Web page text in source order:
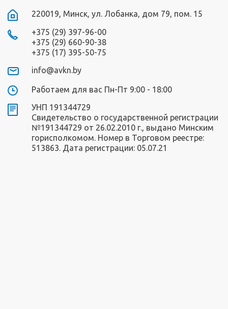
220019, Минск, ул. Лобанка, дом 79, пом. 15
+375 (29) 397-96-00
+375 (29) 660-90-38
+375 (17) 395-50-75
info@avkn.by
Работаем для вас Пн-Пт 9:00 - 18:00
УНП 191344729
Свидетельство о государственной регистрации
№191344729 от 26.02.2010 г., выдано Минским
горисполкомом. Номер в Торговом реестре:
513863. Дата регистрации: 05.07.21